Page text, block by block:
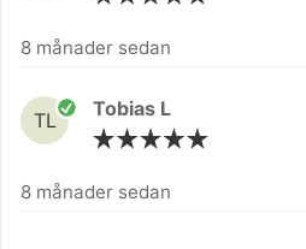
8 månader sedan
TL Tobias L
8 månader sedan